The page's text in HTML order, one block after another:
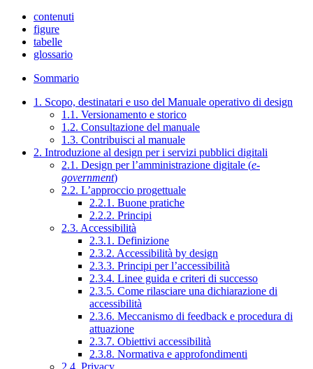
contenuti
figure
tabelle
glossario
Sommario
1. Scopo, destinatari e uso del Manuale operativo di design
1.1. Versionamento e storico
1.2. Consultazione del manuale
1.3. Contribuisci al manuale
2. Introduzione al design per i servizi pubblici digitali
2.1. Design per l’amministrazione digitale (e-
government)
2.2. L’approccio progettuale
2.2.1. Buone pratiche
2.2.2. Principi
2.3. Accessibilità
2.3.1. Definizione
2.3.2. Accessibilità by design
2.3.3. Principi per l’accessibilità
2.3.4. Linee guida e criteri di successo
2.3.5. Come rilasciare una dichiarazione di
accessibilità
2.3.6. Meccanismo di feedback e procedura di
attuazione
2.3.7. Obiettivi accessibilità
2.3.8. Normativa e approfondimenti
2.4. Privacy